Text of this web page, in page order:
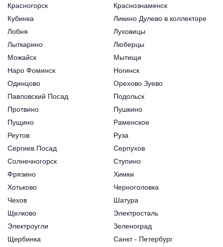
Красногорск
Краснознаменск
Кубинка
Ликино Дулево в коллекторе
Лобня
Луховицы
Лыткарино
Люберцы
Можайск
Мытищи
Наро Фоминск
Ногинск
Одинцово
Орехово Зуево
Павловский Посад
Подольск
Протвино
Пушкино
Пущино
Раменское
Реутов
Руза
Сергиев Посад
Серпухов
Солнечногорск
Ступино
Фрязино
Химки
Хотьково
Черноголовка
Чехов
Шатура
Щелково
Электросталь
Электроугли
Зеленоград
Щербинка
Санкт - Петербург